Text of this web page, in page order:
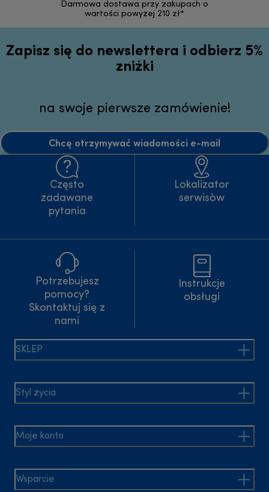
Darmowa dostawa przy zakupach o
wartości powyżej 210 zł*
Zapisz się do newslettera i odbierz 5%
zniżki
na swoje pierwsze zamówienie!
Chcę otrzymywać wiadomości e-mail
Często
zadawane
pytania
Lokalizator
serwisòw
Potrzebujesz
pomocy?
Skontaktuj się z
nami
Instrukcje
obsługi
SKLEP
Styl życia
Moje konto
Wsparcie